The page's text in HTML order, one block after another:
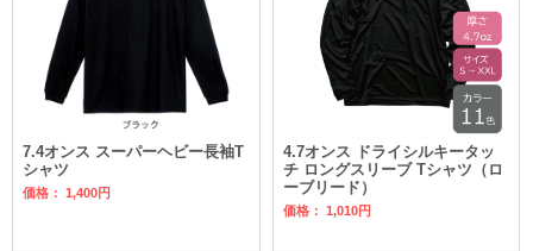
7.4オンス スーパーヘビー長袖T
シャツ
価格： 1,400円
4.7オンス ドライシルキータッ
チ ロングスリーブ Tシャツ（ロ
ーブリード）
価格： 1,010円